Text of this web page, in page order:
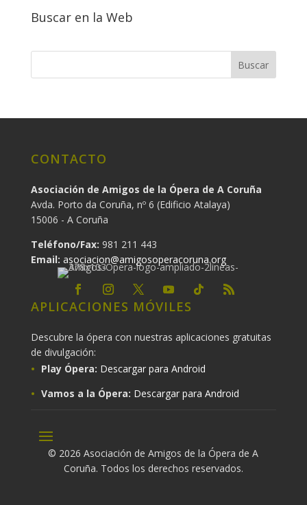
Buscar en la Web
CONTACTO
Asociación de Amigos de la Ópera de A Coruña
Avda. Porto da Coruña, nº 6 (Edificio Atalaya)
15006 - A Coruña
Teléfono/Fax: 981 211 443
Email: asociacion@amigosoperacoruna.org
APLICACIONES MÓVILES
Descubre la ópera con nuestras aplicaciones gratuitas
de divulgación:
Play Ópera: Descargar para Android
Vamos a la Ópera: Descargar para Android
© 2026 Asociación de Amigos de la Ópera de A
Coruña. Todos los derechos reservados.